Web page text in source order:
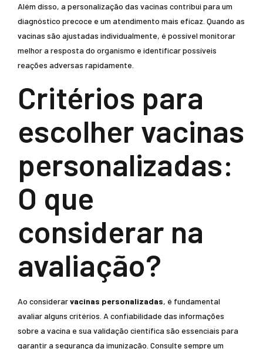
Além disso, a personalização das vacinas contribui para um
diagnóstico precoce e um atendimento mais eficaz. Quando as
vacinas são ajustadas individualmente, é possível monitorar
melhor a resposta do organismo e identificar possíveis
reações adversas rapidamente.
Critérios para
escolher vacinas
personalizadas:
O que
considerar na
avaliação?
Ao considerarvacinas personalizadas, é fundamental
avaliar alguns critérios. A confiabilidade das informações
sobre a vacina e sua validação científica são essenciais para
garantir a segurança da imunização. Consulte sempre um